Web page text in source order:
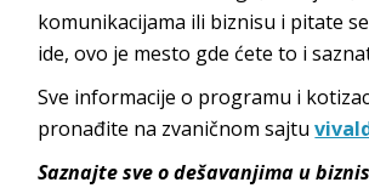
komunikacijama ili biznisu i pitate
ide, ovo je mesto gde ćete to i
Sve informacije o programu i
pronađite na zvaničnom sajtu
Saznajte sve o dešavanjima u